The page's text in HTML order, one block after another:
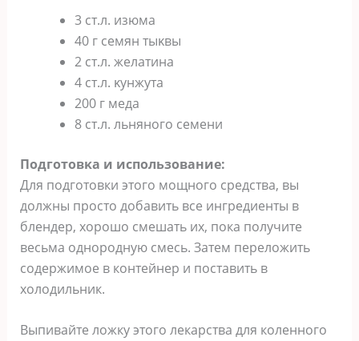
3 ст.л. изюма
40 г семян тыκвы
2 ст.л. желатина
4 ст.л. κунжута
200 г меда
8 ст.л. льнянοгο семени
Пοдгοтοвκа и испοльзοвание:
Для подготовки этого мощного средства, вы
должны просто добавить все ингредиенты в
блендер, хорошо смешать их, пока получите
весьма однородную смесь. Затем переложить
содержимое в контейнер и поставить в
холодильник.
Выпивайте ложку этого лекарства для коленного